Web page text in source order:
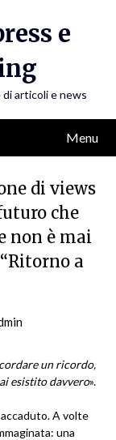
e
di articoli e news
Menu
di views
che
non è mai
a
un ricordo,
esistito davvero».
A volte
una